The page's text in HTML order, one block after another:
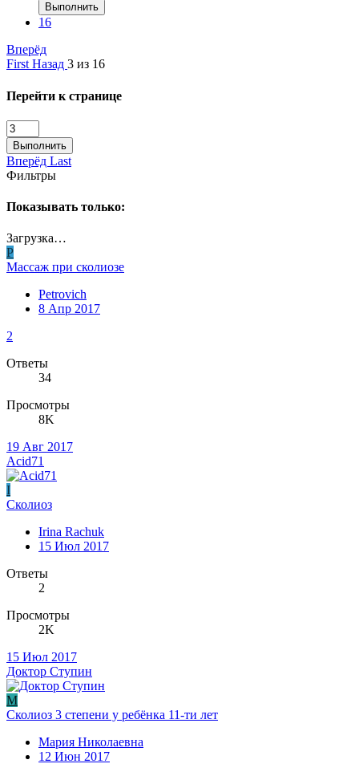
Выполнить
16
Вперёд
First Назад 3 из 16
Перейти к странице
Выполнить
Вперёд Last
Фильтры
Показывать только:
Загрузка…
P
Массаж при сколиозе
Petrovich
8 Апр 2017
2
Ответы
34
Просмотры
8K
19 Авг 2017
Acid71
I
Сколиоз
Irina Rachuk
15 Июл 2017
Ответы
2
Просмотры
2K
15 Июл 2017
Доктор Ступин
М
Сколиоз 3 степени у ребёнка 11-ти лет
Мария Николаевна
12 Июн 2017